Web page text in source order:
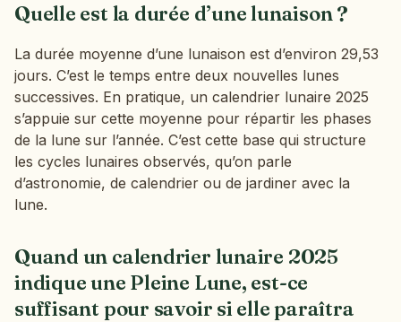
Quelle est la durée d’une lunaison ?
La durée moyenne d’une lunaison est d’environ 29,53
jours. C’est le temps entre deux nouvelles lunes
successives. En pratique, un calendrier lunaire 2025
s’appuie sur cette moyenne pour répartir les phases
de la lune sur l’année. C’est cette base qui structure
les cycles lunaires observés, qu’on parle
d’astronomie, de calendrier ou de jardiner avec la
lune.
Quand un calendrier lunaire 2025
indique une Pleine Lune, est-ce
suffisant pour savoir si elle paraîtra